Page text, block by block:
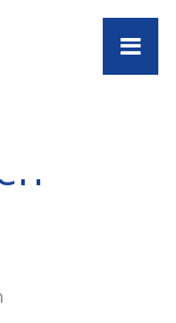
-